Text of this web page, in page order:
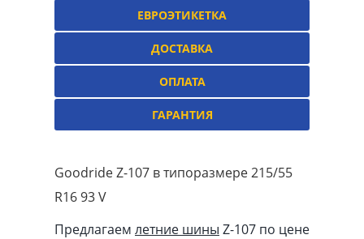
ЕВРОЭТИКЕТКА
ДОСТАВКА
ОПЛАТА
ГАРАНТИЯ
Goodride Z-107 в типоразмере 215/55
R16 93 V
Предлагаем летние шины Z-107 по цене